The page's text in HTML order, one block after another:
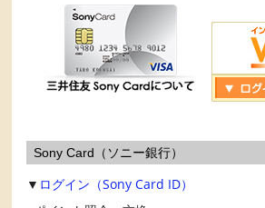
Sony Card（ソニー銀行）
▼ ログイン（Sony Card ID）